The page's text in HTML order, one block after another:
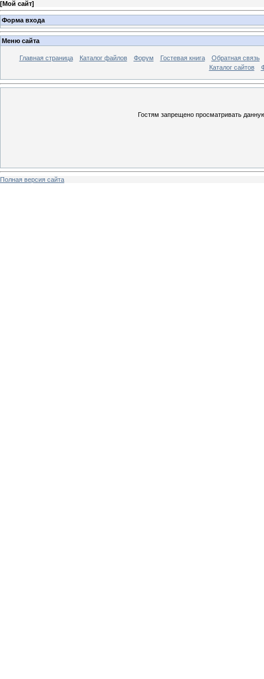
[Мой сайт]
Форма входа
Меню сайта
Главная страница Каталог файлов Форум Гостевая книга
Обратная связь
Каталог сайтов
Гостям запрещено просматривать
Полная версия сайта